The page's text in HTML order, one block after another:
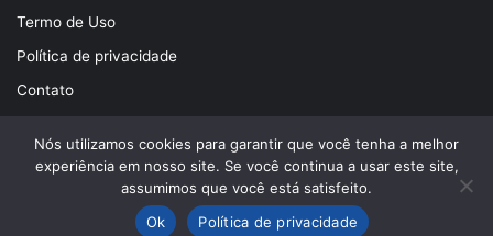
Termo de Uso
Política de privacidade
Contato
© Copyright 2026, Todos os direitos reservados | Desenvolvido
porLA Comunicações
Nós utilizamos cookies para garantir que você tenha a melhor
experiência em nosso site. Se você continua a usar este site,
assumimos que você está satisfeito.
Ok
Política de privacidade